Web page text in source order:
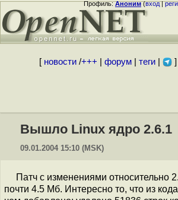
Профиль:Аноним(вход|
[ новости/+++ форум| теги| ]
Вышло Linux ядро 2.6.1
09.01.2004 15:10 (MSK)
Патч с изменениями относительно
почти 4.5 Мб. Интересно то, что из